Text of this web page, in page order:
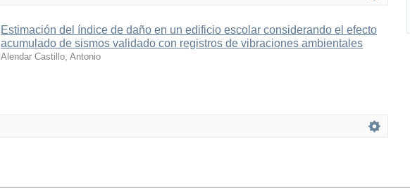
Estimación del índice de daño en un edificio escolar considerando el efecto
acumulado de sismos validado con registros de vibraciones ambientales
Alendar Castillo, Antonio